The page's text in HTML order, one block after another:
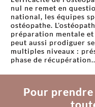
nul ne remet en
national, les équipes
ostéopathe.
préparation mentale
peut aussi prodiguer
multiples niveaux :
phase de
Pour